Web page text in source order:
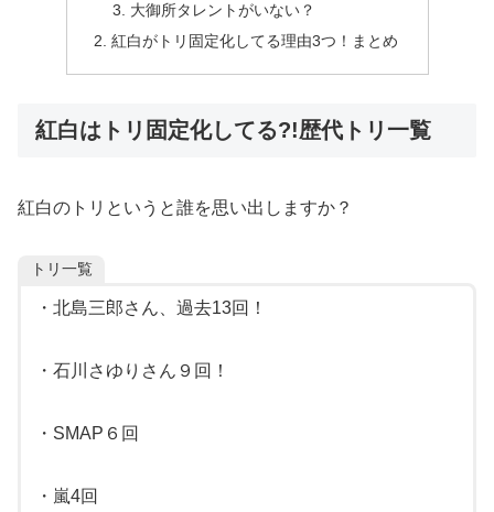
大御所タレントがいない？
紅白がトリ固定化してる理由3つ！まとめ
紅白はトリ固定化してる?!歴代トリ一覧
紅白のトリというと誰を思い出しますか？
トリ一覧
・北島三郎さん、過去13回！
・石川さゆりさん９回！
・SMAP６回
・嵐4回